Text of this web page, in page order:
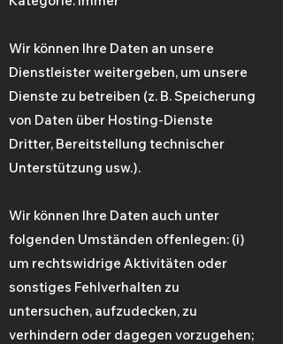
Wir können Ihre Daten an unsere
Dienstleister weitergeben, um unsere
Dienste zu betreiben (z. B. Speicherung
von Daten über Hosting-Dienste
Dritter, Bereitstellung technischer
Unterstützung usw.).
Wir können Ihre Daten auch unter
folgenden Umständen offenlegen: (i)
um rechtswidrige Aktivitäten oder
sonstiges Fehlverhalten zu
untersuchen, aufzudecken, zu
verhindern oder dagegen vorzugehen;